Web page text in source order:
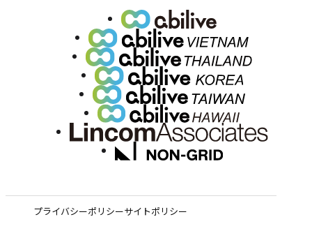
プライバシーポリシーサイトポリシー